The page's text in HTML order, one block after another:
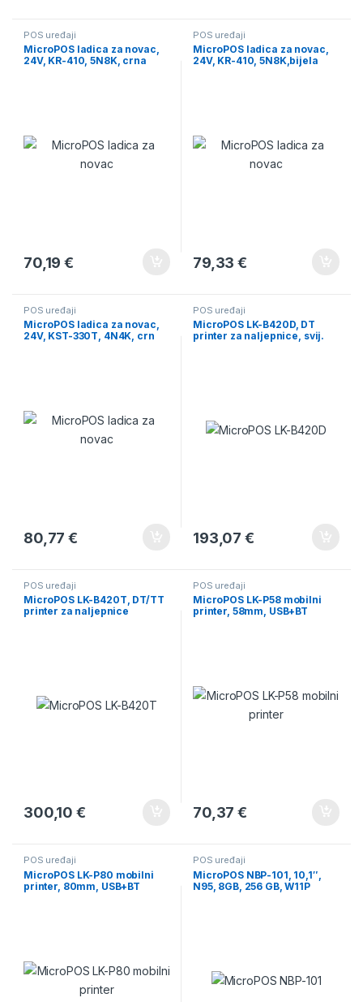
POS uređaji
MicroPOS ladica za novac,
24V, KR-410, 5N8K, crna
70,19€
POS uređaji
MicroPOS ladica za novac,
24V, KR-410, 5N8K,bijela
79,33€
POS uređaji
MicroPOS ladica za novac,
24V, KST-330T, 4N4K, crn
80,77€
POS uređaji
MicroPOS LK-B420D, DT
printer za naljepnice, svij.
193,07€
POS uređaji
MicroPOS LK-B420T, DT/TT
printer za naljepnice
300,10€
POS uređaji
MicroPOS LK-P58 mobilni
printer, 58mm, USB+BT
70,37€
POS uređaji
MicroPOS LK-P80 mobilni
printer, 80mm, USB+BT
POS uređaji
MicroPOS NBP-101, 10,1″,
N95, 8GB, 256 GB, W11P